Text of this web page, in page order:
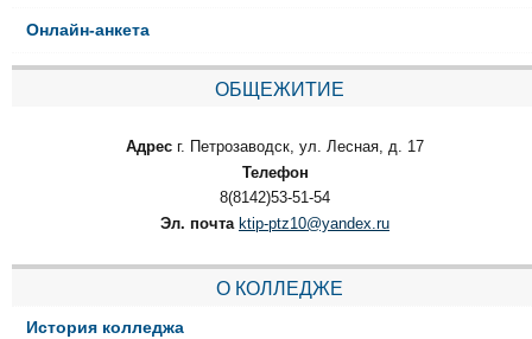
Онлайн-анкета
ОБЩЕЖИТИЕ
Адрес г. Петрозаводск, ул. Лесная, д. 17
Телефон
8(8142)53-51-54
Эл. почта ktip-ptz10@yandex.ru
О КОЛЛЕДЖЕ
История колледжа